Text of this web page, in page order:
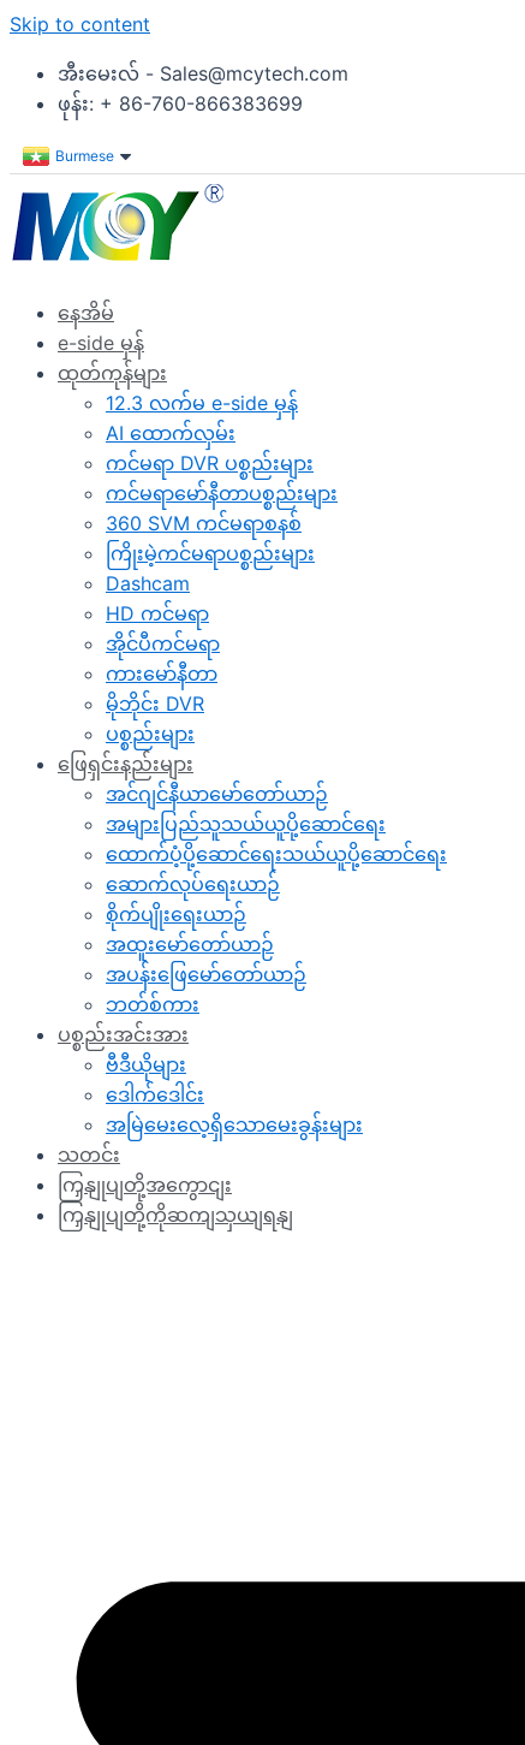
Skip to content
အီးမေးလ် - Sales@mcytech.com
ဖုန်း: + 86-760-866383699
Burmese
နေအိမ်
e-side မှန်
ထုတ်ကုန်များ
12.3 လက်မ e-side မှန်
AI ထောက်လှမ်း
ကင်မရာ DVR ပစ္စည်းများ
ကင်မရာမော်နီတာပစ္စည်းများ
360 SVM ကင်မရာစနစ်
ကြိုးမဲ့ကင်မရာပစ္စည်းများ
Dashcam
HD ကင်မရာ
အိုင်ပီကင်မရာ
ကားမော်နီတာ
မိုဘိုင်း DVR
ပစ္စည်းများ
ဖြေရှင်းနည်းများ
အင်ဂျင်နီယာမော်တော်ယာဉ်
အများပြည်သူသယ်ယူပို့ဆောင်ရေး
ထောက်ပံ့ပို့ဆောင်ရေးသယ်ယူပို့ဆောင်ရေး
ဆောက်လုပ်ရေးယာဉ်
စိုက်ပျိုးရေးယာဉ်
အထူးမော်တော်ယာဉ်
အပန်းဖြေမော်တော်ယာဉ်
ဘတ်စ်ကား
ပစ္စည်းအင်းအား
ဗီဒီယိုများ
ဒေါက်ဒေါင်း
အမြဲမေးလေ့ရှိသောမေးခွန်းများ
သတင်း
ကြှနျုပျတို့အကွောငျး
ကြှနျုပျတို့ကိုဆကျသှယျရနျ